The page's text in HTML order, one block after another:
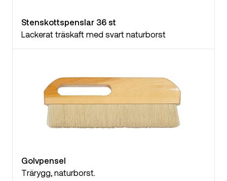
Stenskottspenslar 36 st
Lackerat träskaft med svart naturborst
Golvpensel
Trärygg, naturborst.